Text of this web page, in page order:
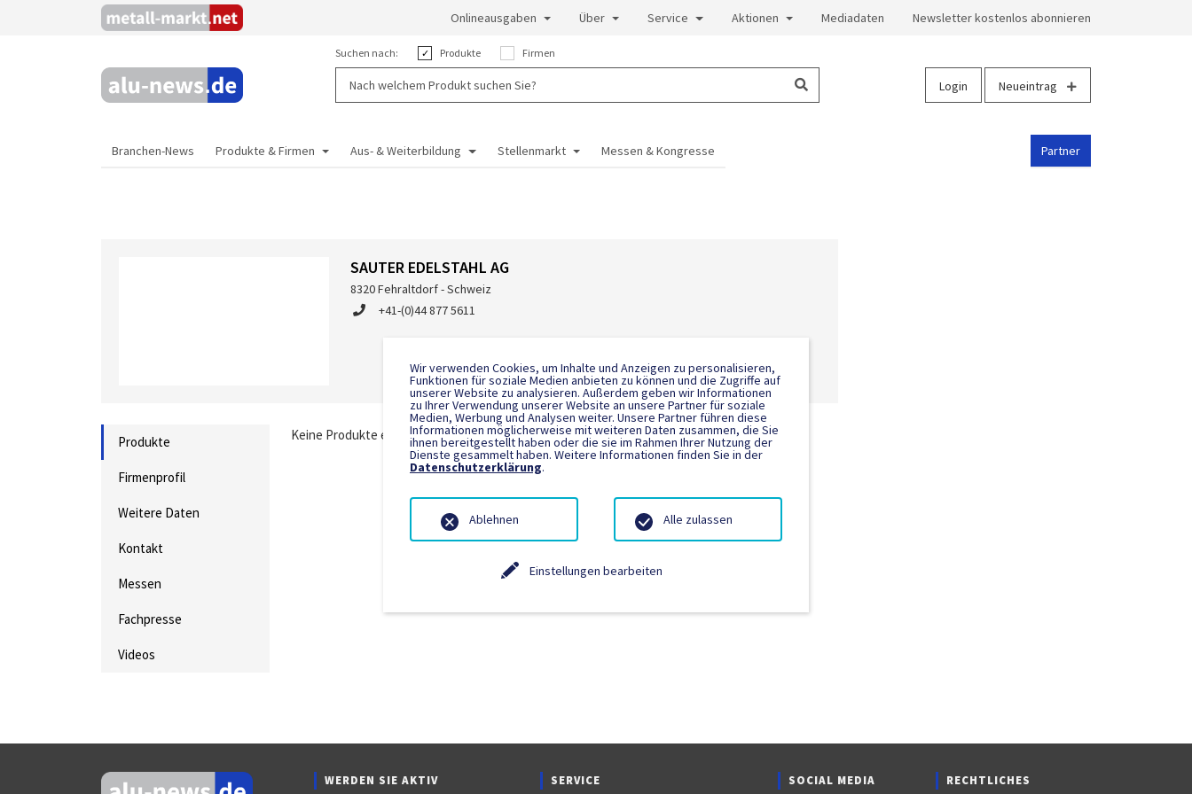
Onlineausgaben Über Service Aktionen Mediadaten Newsletter kostenlos abonnieren
Suchen nach: Produkte Firmen
Login Neueintrag
Branchen-News Produkte & Firmen Aus- & Weiterbildung Stellenmarkt Messen & Kongresse Partner
SAUTER EDELSTAHL AG
8320 Fehraltdorf - Schweiz
+41-(0)44 877 5611
Produkte
Firmenprofil
Weitere Daten
Kontakt
Messen
Fachpresse
Videos
Keine Produkte eingetragen.
WERDEN SIE AKTIV SERVICE SOCIAL MEDIA RECHTLICHES
Wir verwenden Cookies, um Inhalte und Anzeigen zu personalisieren,
Funktionen für soziale Medien anbieten zu können und die Zugriffe auf
unserer Website zu analysieren. Außerdem geben wir Informationen
zu Ihrer Verwendung unserer Website an unsere Partner für soziale
Medien, Werbung und Analysen weiter. Unsere Partner führen diese
Informationen möglicherweise mit weiteren Daten zusammen, die Sie
ihnen bereitgestellt haben oder die sie im Rahmen Ihrer Nutzung der
Dienste gesammelt haben. Weitere Informationen finden Sie in der
Datenschutzerklärung.
Einstellungen bearbeiten
Ablehnen Alle zulassen